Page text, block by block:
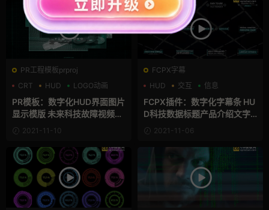
PR工程模板prproj
CRT
HUD LOGO动画
PR模板：数字化HUD界面图片
显示模版 未来科技故障视频PR
模板 Digital Interface
2021-11-10
FCPX字幕
HUD
交互 信息
FCPX插件：数字化字幕条 HU
D科技数据标题产品介绍文字
动画 Cyber Titles
2021-11-06